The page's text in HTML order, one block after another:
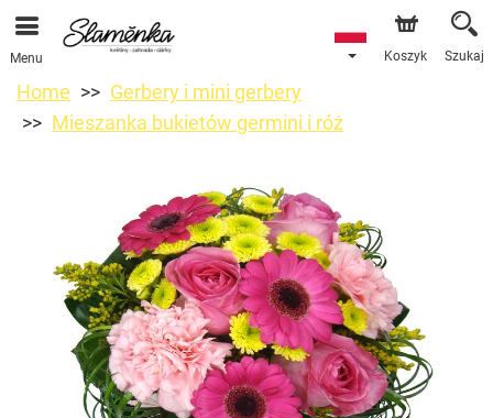
Menu Koszyk Szukaj
Home
Gerbery i mini gerbery
Mieszanka bukietów germini i róż